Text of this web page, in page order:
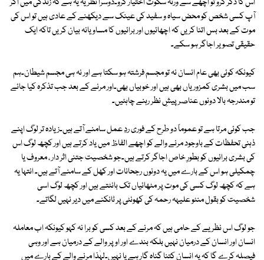
آپ کسی شخص کو محض سیاہ و سفید کی عینک سے دیکھنے کے عادی ہیں تو اس کی
موت کے بعد بس اتنا کریں کہ اچھائیوں اور برائیوں کا مساویانہ بیان کریں تاکہ ایک
حقیقی تصویر اجاگر ہو سکے۔
کیونکہ کوئی بھی عام انسان نہ تو مجسم فرشتہ ہو سکتا ہے اور نہ ہی مجسم شیطان۔ہم
سب میں بشری کمزوریاں بھی ہیں اور خوبیاں بھی۔اور مرنے کے بعد جب تذکرہ کیا جائے
تو مندرجہ بالا دونوں عناصر پیشِ نظر رہنے چاہئیں۔
جب کوئی مرتا ہے تو عموماً دو طرح کے فوری ردِ عمل سامنے آتے ہیں۔زیادہ تر لوگ اپنے
ذہنی تحفظات کے باوجود مرنے والے کو اچھے الفاظ میں یاد کرتے ہیں اور کچھ لوگ اس
کی بشری برائیوں کو بطورِ خاص اجاگر کرتے ہیں۔جو شخصیت جتنی اثر دار ، معروف یا
چمکیلی ہو اس کے بارے میں یہ دونوں رجحانات اور کھل کے سامنے آتے ہیں۔ انتہا یہ
ہے کہ کچھ لوگ کسی کی موت پر مٹھائیاں تک بانٹتے ہیں اور کچھ لوگ اسی
شخصیت کو بقول منٹو علیہہ رحمہ کی کھونٹی پر ٹانکنے میں دیر نہیں لگاتے۔
جو لوگ اس نظریے کے حامی ہیں کہ مرنے کے بعد کسی کو برا نہ کہو کیونکہ اب معاملہ
انسان اور انسان کے درمیان نہیں بلکہ بندے اور اوپر والے کے درمیان ہے اور وہی
فیصلہ کرے گا کہ یہ انسان کتنا گناہ گار ہے یا نہیں۔لہٰذا مرنے والے کے بارے میں